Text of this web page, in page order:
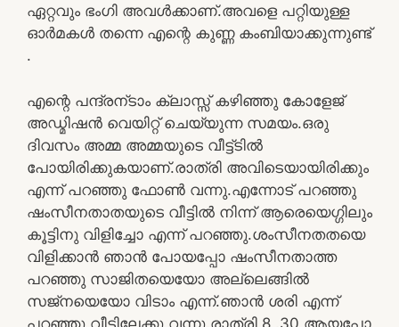
ഏറ്റവും ഭംഗി അവള്‍ക്കാണ്.അവളെ പറ്റിയുള്ള
ഓര്‍മകള്‍ തന്നെ എന്റെ കുണ്ണ കംബിയാക്കുന്നുണ്ട്
.
എന്റെ പന്ദ്രന്ടാം ക്ലാസ്സ്‌ കഴിഞ്ഞു കോളേജ്
അഡ്മിഷന്‍ വെയിറ്റ് ചെയ്യുന്ന സമയം.ഒരു
ദിവസം അമ്മ അമ്മയുടെ വീട്ട്ടില്‍
പോയിരിക്കുകയാണ്.രാത്രി അവിടെയായിരിക്കും
എന്ന് പറഞ്ഞു ഫോണ്‍ വന്നു.എന്നോട് പറഞ്ഞു
ഷംസീനതാതയുടെ വീട്ടില്‍ നിന്ന് ആരെയെഗ്ഗിലും
കൂട്ടിനു വിളിച്ചോ എന്ന് പറഞ്ഞു.ശംസീനതതയെ
വിളിക്കാന്‍ ഞാന്‍ പോയപ്പോ ഷംസീനതാത്ത
പറഞ്ഞു സാജിതയെയോ അല്ലെങ്ങില്‍
സജ്നയെയോ വിടാം എന്ന്.ഞാന്‍ ശരി എന്ന്
പറഞ്ഞു വീട്ടിലേക്കു വന്നു.രാത്രി 8 .30 ആയപ്പോ